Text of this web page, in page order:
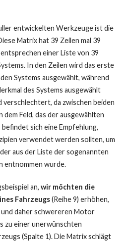
entwickelten Werkzeuge ist die
Matrix hat 39 Zeilen mal 39
einer Liste von 39
In den Zeilen wird das erste
Systems ausgewählt, während
des Systems ausgewählt
verschlechtert, da zwischen beiden
Feld, das der ausgewählten
sich eine Empfehlung,
verwendet werden sollten, um
aus der Liste der sogenannten
entnommen wurde.
an, wir möchten die
Fahrzeugs(Reihe 9) erhöhen,
daher schwereren Motor
zu einer unerwünschten
(Spalte 1). Die Matrix schlägt